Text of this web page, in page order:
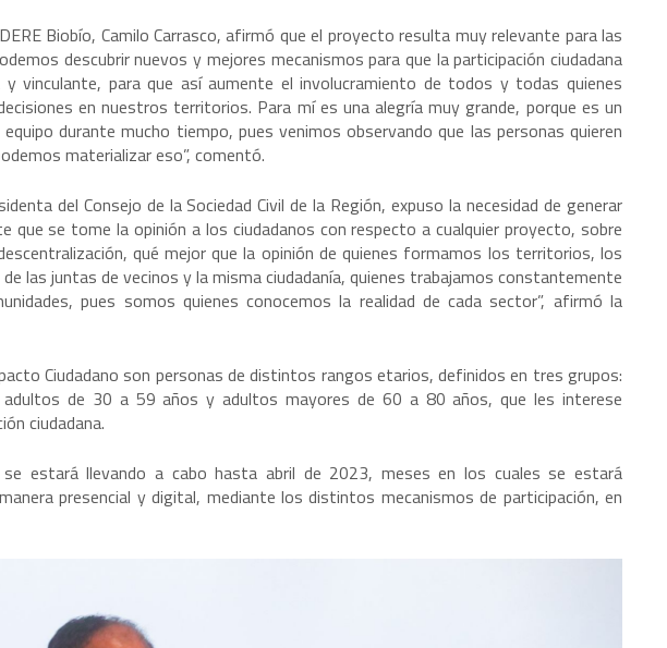
Biobío, Camilo Carrasco, afirmó que el proyecto resulta muy relevante para las
descubrir nuevos y mejores mecanismos para que la participación ciudadana
vinculante, para que así aumente el involucramiento de todos y todas quienes
en nuestros territorios. Para mí es una alegría muy grande, porque es un
durante mucho tiempo, pues venimos observando que las personas quieren
materializar eso”, comentó.
del Consejo de la Sociedad Civil de la Región, expuso la necesidad de generar
que se tome la opinión a los ciudadanos con respecto a cualquier proyecto, sobre
qué mejor que la opinión de quienes formamos los territorios, los
las juntas de vecinos y la misma ciudadanía, quienes trabajamos constantemente
pues somos quienes conocemos la realidad de cada sector”, afirmó la
Ciudadano son personas de distintos rangos etarios, definidos en tres grupos:
de 30 a 59 años y adultos mayores de 60 a 80 años, que les interese
ciudadana.
se estará llevando a cabo hasta abril de 2023, meses en los cuales se estará
presencial y digital, mediante los distintos mecanismos de participación, en